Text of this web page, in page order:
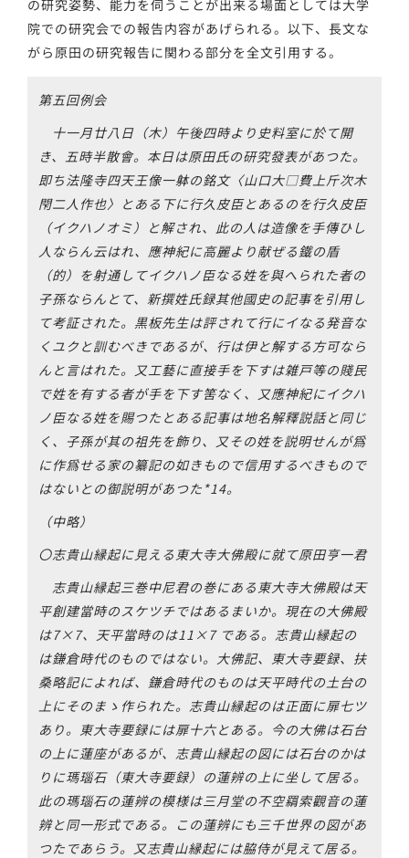
の研究姿勢、能力を伺うことが出来る場面としては大学
院での研究会での報告内容があげられる。以下、長文な
がら原田の研究報告に関わる部分を全文引用する。
第五回例会
十一月廿八日（木）午後四時より史料室に於て開
き、五時半散會。本日は原田氏の研究發表があつた。
即ち法隆寺四天王像一躰の銘文〈山口大□費上斤次木
閇二人作也〉とある下に行久皮臣とあるのを行久皮臣
（イクハノオミ）と解され、此の人は造像を手傳ひし
人ならん云はれ、應神紀に高麗より献ぜる鐵の盾
（的）を射通してイクハノ臣なる姓を與へられた者の
子孫ならんとて、新撰姓氏録其他國史の記事を引用し
て考証された。黒板先生は評されて行にイなる発音な
くユクと訓むべきであるが、行は伊と解する方可なら
んと言はれた。又工藝に直接手を下すは雑戸等の賤民
で姓を有する者が手を下す筈なく、又應神紀にイクハ
ノ臣なる姓を賜つたとある記事は地名解釋説話と同じ
く、子孫が其の祖先を飾り、又その姓を説明せんが爲
に作爲せる家の纂記の如きもので信用するべきもので
はないとの御説明があつた*14。
（中略）
〇志貴山縁起に見える東大寺大佛殿に就て原田亨一君
志貴山縁起三巻中尼君の巻にある東大寺大佛殿は天
平創建當時のスケツチではあるまいか。現在の大佛殿
は7×7、天平當時のは11×7 である。志貴山縁起の
は鎌倉時代のものではない。大佛記、東大寺要録、扶
桑略記によれば、鎌倉時代のものは天平時代の土台の
上にそのまゝ作られた。志貴山縁起のは正面に扉七ツ
あり。東大寺要録には扉十六とある。今の大佛は石台
の上に蓮座があるが、志貴山縁起の図には石台のかは
りに瑪瑙石（東大寺要録）の蓮辨の上に坐して居る。
此の瑪瑙石の蓮辨の模様は三月堂の不空羂索觀音の蓮
辨と同一形式である。この蓮辨にも三千世界の図があ
つたであらう。又志貴山縁起には脇侍が見えて居る。